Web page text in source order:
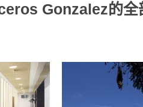
Gonzalez的全